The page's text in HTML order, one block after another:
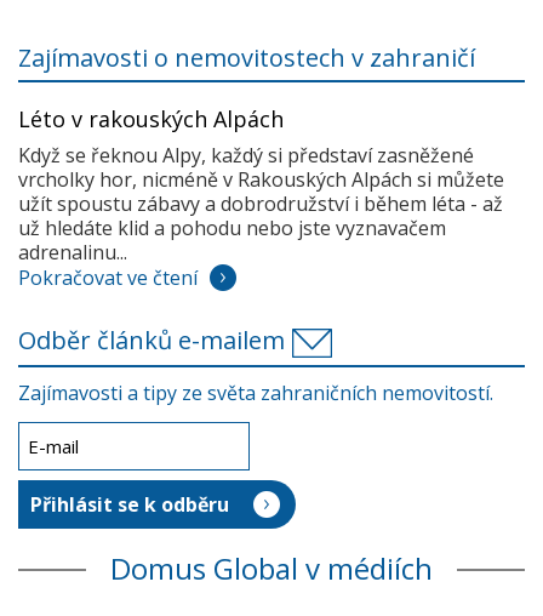
Zajímavosti o nemovitostech v zahraničí
Léto v rakouských Alpách
Když se řeknou Alpy, každý si představí zasněžené
vrcholky hor, nicméně v Rakouských Alpách si můžete
užít spoustu zábavy a dobrodružství i během léta - až
už hledáte klid a pohodu nebo jste vyznavačem
adrenalinu...
Pokračovat ve čtení
Odběr článků e-mailem
Zajímavosti a tipy ze světa zahraničních nemovitostí.
Domus Global v médiích